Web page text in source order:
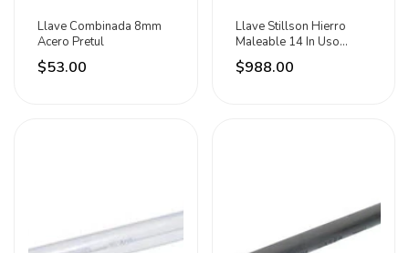
Llave Combinada 8mm
Acero Pretul
$53.00
Llave Stillson Hierro
Maleable 14 In Uso
Pesado Urrea
$988.00